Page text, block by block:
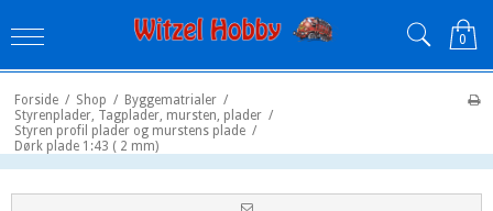
0
Forside / Shop / Byggematrialer /
Styrenplader, Tagplader, mursten, plader /
Styren profil plader og murstens plade /
Dørk plade 1:43 ( 2 mm)